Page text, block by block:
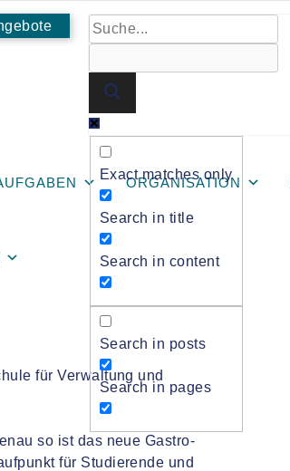
Exact matches only
Search in title
Search in content
Search in posts
Search in pages
ORGANISATION
Campus
für Verwaltung und
so ist das neue Gastro-
für Studierende und